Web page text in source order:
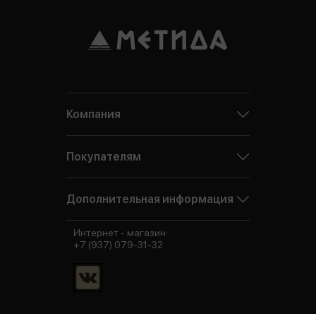
Компания
Покупателям
Дополнительная информация
Интернет - магазин:
+7 (937) 079-31-32